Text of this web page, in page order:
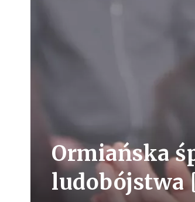
Ormiańska
ludobójstwa